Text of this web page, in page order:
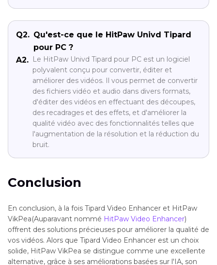
Q2. Qu'est-ce que le HitPaw Univd Tipard
pour PC ?
A2. Le HitPaw Univd Tipard pour PC est un logiciel
polyvalent conçu pour convertir, éditer et
améliorer des vidéos. Il vous permet de convertir
des fichiers vidéo et audio dans divers formats,
d'éditer des vidéos en effectuant des découpes,
des recadrages et des effets, et d'améliorer la
qualité vidéo avec des fonctionnalités telles que
l'augmentation de la résolution et la réduction du
bruit.
Conclusion
En conclusion, à la fois Tipard Video Enhancer et HitPaw
VikPea(Auparavant nommé HitPaw Video Enhancer)
offrent des solutions précieuses pour améliorer la qualité de
vos vidéos. Alors que Tipard Video Enhancer est un choix
solide, HitPaw VikPea se distingue comme une excellente
alternative, grâce à ses améliorations basées sur l'IA, son